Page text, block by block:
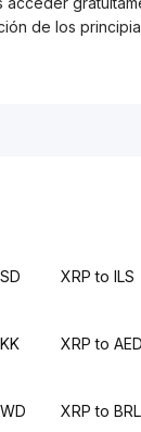
de los
XRP to ILS
XRP to AED
XRP to BRL